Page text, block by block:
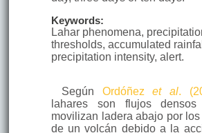
Keywords:
Lahar phenomena,
thresholds, accumulated
precipitation intensity, alert.
Según Ordóñezet al.
lahares son flujos
movilizan ladera abajo por
de un volcán debido a la